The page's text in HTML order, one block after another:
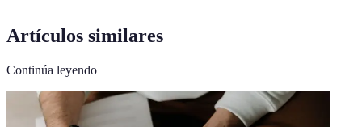
Artículos similares
Continúa leyendo